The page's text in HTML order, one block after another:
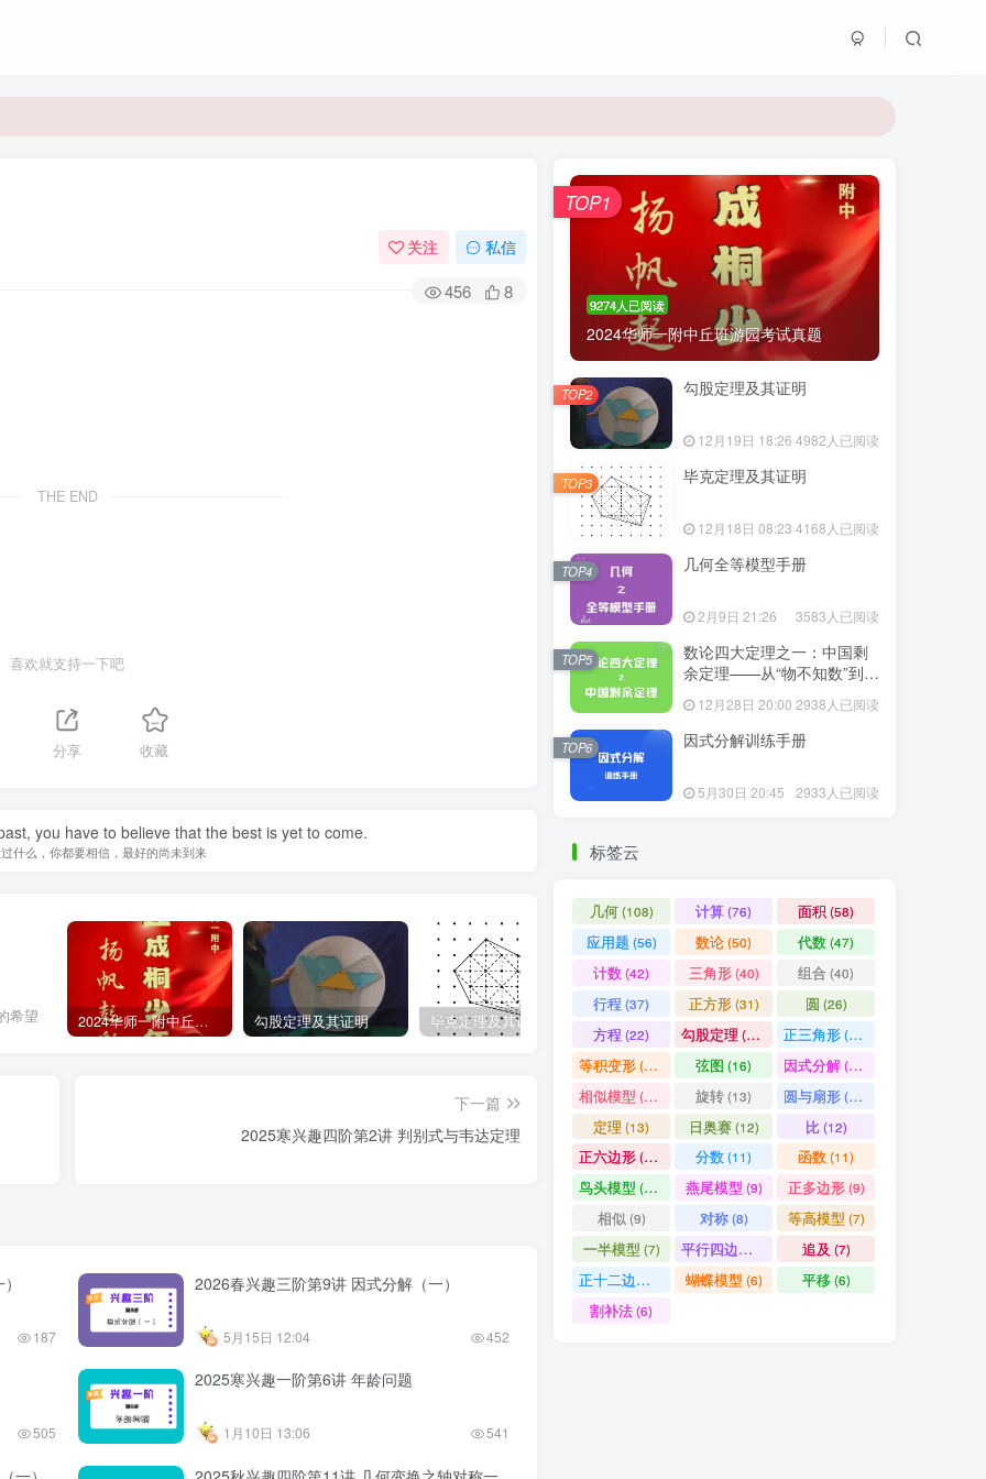
关注 私信
456 8
THE END
喜欢就支持一下吧
分享 收藏
you have to believe that the best is yet to come.
什么，你都要相信，最好的尚未到来
希望 2024华师一附中丘班游园考试真题 勾股定理及其证明 毕克定理及其证明 几何全等模型手册
下一篇
2025寒兴趣四阶第2讲 判别式与韦达定理
187
2026春兴趣三阶第9讲 因式分解（一）
5月15日 12:04 452
505
2025寒兴趣一阶第6讲 年龄问题
1月10日 13:06 541
9274人已阅读
2024华师一附中丘班游园考试真题
TOP1
勾股定理及其证明
12月19日 18:26 4982人已阅读
TOP2
毕克定理及其证明
12月18日 08:23 4168人已阅读
TOP3
几何全等模型手册
2月9日 21:26 3583人已阅读
TOP4
数论四大定理之一：中国剩
余定理——从“物不知数”到现
代代数
12月28日 20:00 2938人已阅读
TOP5
因式分解训练手册
5月30日 20:45 2933人已阅读
TOP6
标签云
几何(108) 计算(76) 面积(58)
应用题 (56) 数论(50) 代数(47)
计数(42) 三角形(40) 组合(40)
行程 (37) 正方形(31) 圆 (26)
方程 (22) 勾股定理 (19) 正三角形(19)
等积变形(18) 弦图 (16) 因式分解(15)
相似模型 (14) 旋转(13) 圆与扇形(13)
定理 (13) 日奥赛(12) 比(12)
正六边形(11) 分数(11) 函数(11)
鸟头模型 (10) 燕尾模型 (9) 正多边形(9)
相似 (9) 对称(8) 等高模型 (7)
一半模型 (7) 平行四边形 追及 (7)
正十二边形 蝴蝶模型 (6) 平移(6)
割补法(6)